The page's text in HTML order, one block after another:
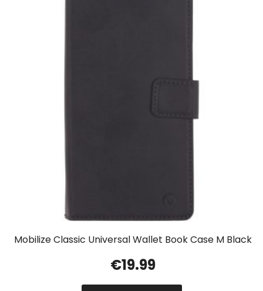
Mobilize Classic Universal Wallet Book Case M Black
€19.99